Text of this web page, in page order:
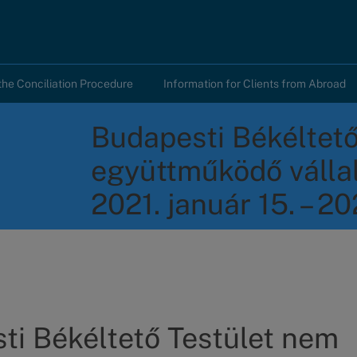
Conciliation Procedure Information for Clients from Abroad
Budapesti
együttműködő
2021. január 15. –
Békéltető Testület nem